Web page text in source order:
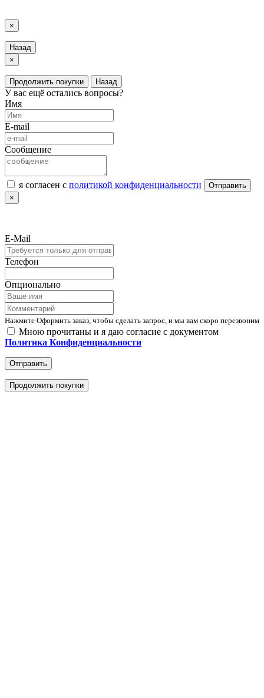
×
Назад
×
Продолжить покупки Назад
У вас ещё остались вопросы?
Имя
E-mail
Сообщение
я согласен с политикой конфиденциальности
Отправить
×
E-Mail
Телефон
Опционально
Нажмите Оформить заказ, чтобы сделать запрос, и мы вам скоро перезвоним
Мною прочитаны и я даю согласие с документом
Политика Конфиденциальности
Отправить
Продолжить покупки